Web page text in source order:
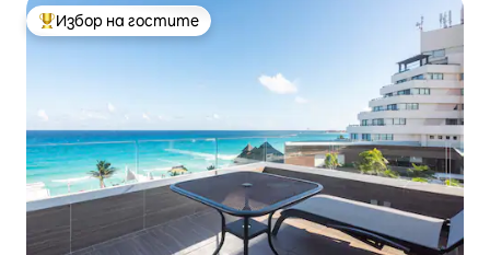
Най-популярен избор на гостите
Избор на гостите